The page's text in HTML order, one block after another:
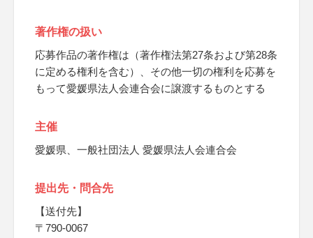
著作権の扱い
応募作品の著作権は（著作権法第27条および第28条
に定める権利を含む）、その他一切の権利を応募を
もって愛媛県法人会連合会に譲渡するものとする
主催
愛媛県、一般社団法人 愛媛県法人会連合会
提出先・問合先
【送付先】
〒790-0067